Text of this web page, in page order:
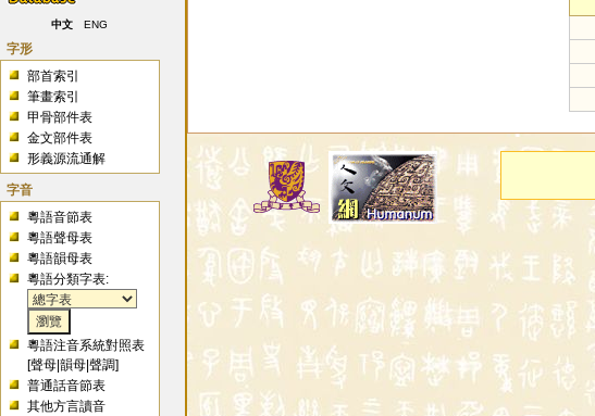
中文 ENG
字形
部首索引
筆畫索引
甲骨部件表
金文部件表
形義源流通解
字音
粵語音節表
粵語聲母表
粵語韻母表
粵語分類字表:
粵語注音系統對照表
[聲母 |韻母 |聲調]
普通話音節表
其他方言讀音